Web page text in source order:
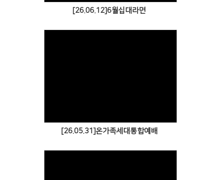
[26.06.12]6월십대라면
[26.05.31]온가족세대통합예배